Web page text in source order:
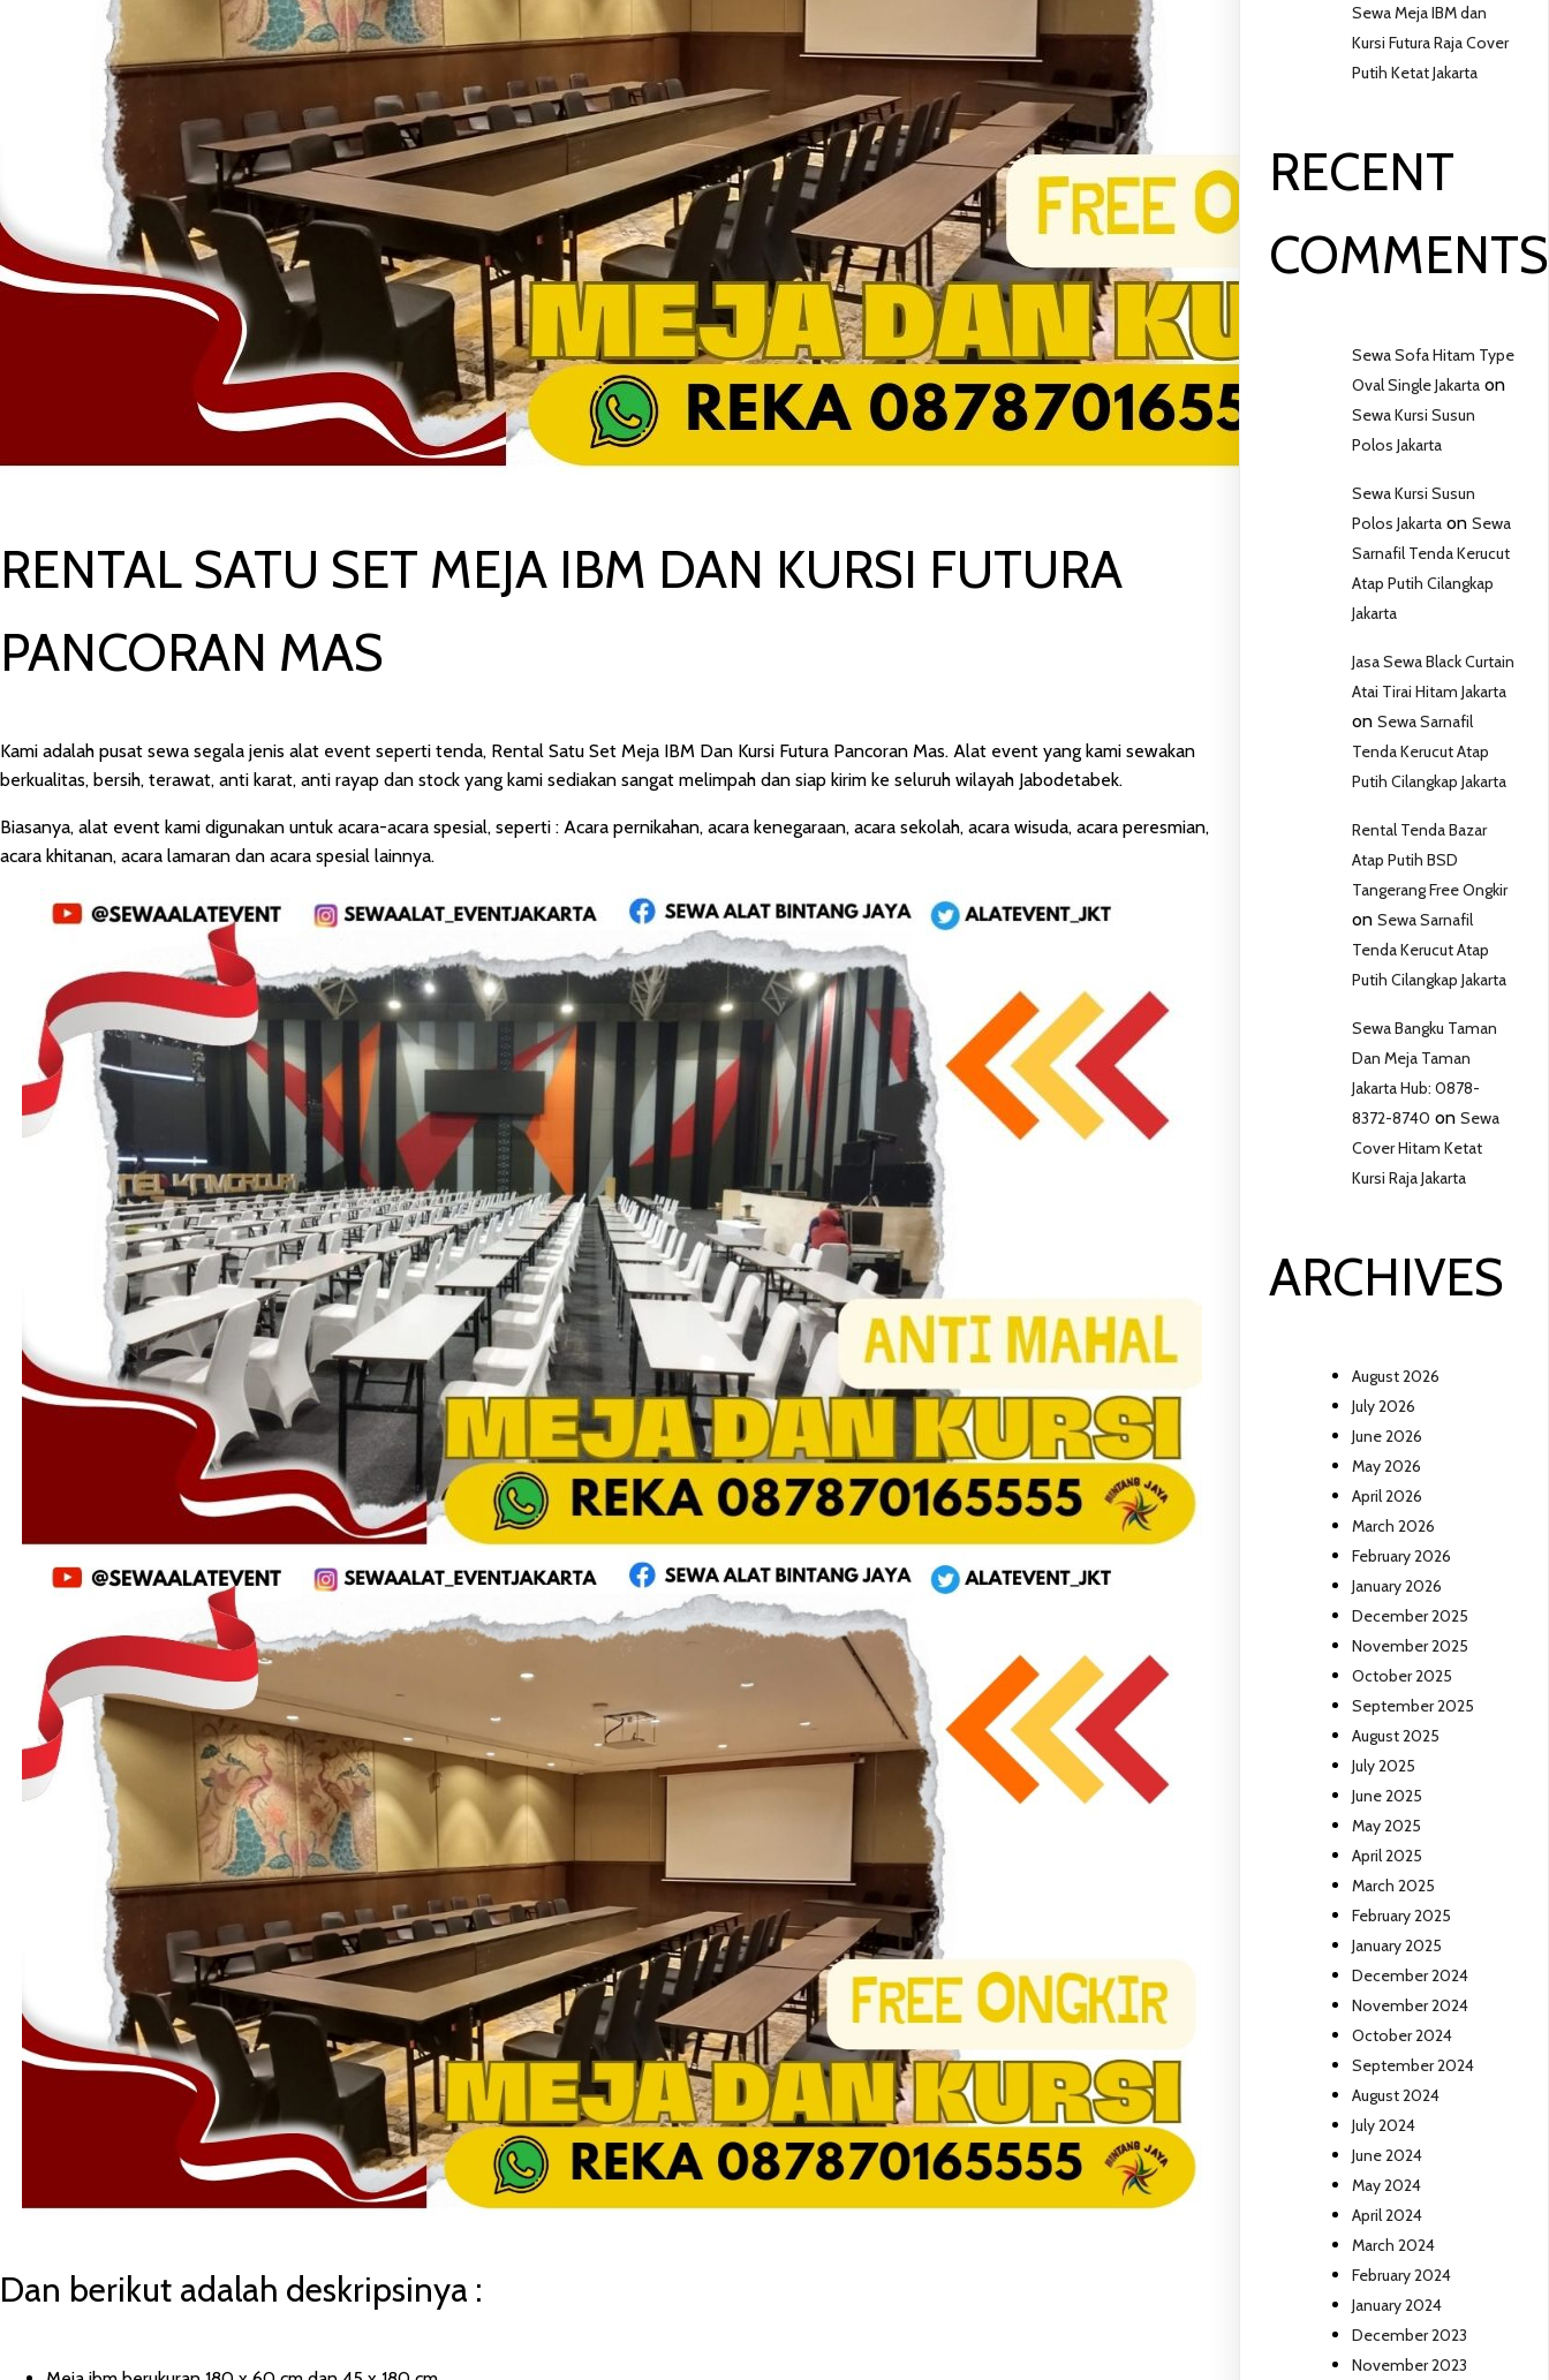
RENTAL SATU SET MEJA IBM DAN KURSI FUTURA
PANCORAN MAS
Kami adalah pusat sewa segala jenis alat event seperti tenda, Rental Satu Set Meja IBM Dan Kursi Futura Pancoran Mas. Alat event yang kami sewakan
berkualitas, bersih, terawat, anti karat, anti rayap dan stock yang kami sediakan sangat melimpah dan siap kirim ke seluruh wilayah Jabodetabek.
Biasanya, alat event kami digunakan untuk acara-acara spesial, seperti : Acara pernikahan, acara kenegaraan, acara sekolah, acara wisuda, acara peresmian,
acara khitanan, acara lamaran dan acara spesial lainnya.
Dan berikut adalah deskripsinya :
Sewa Meja IBM dan
Kursi Futura Raja Cover
Putih Ketat Jakarta
RECENT
COMMENTS
Sewa Sofa Hitam Type
Oval Single Jakarta on
Sewa Kursi Susun
Polos Jakarta
Sewa Kursi Susun
Polos Jakarta onSewa
Sarnafil Tenda Kerucut
Atap Putih Cilangkap
Jakarta
Jasa Sewa Black Curtain
Atai Tirai Hitam Jakarta
onSewa Sarnafil
Tenda Kerucut Atap
Putih Cilangkap Jakarta
Rental Tenda Bazar
Atap Putih BSD
Tangerang Free Ongkir
onSewa Sarnafil
Tenda Kerucut Atap
Putih Cilangkap Jakarta
Sewa Bangku Taman
Dan Meja Taman
Jakarta Hub: 0878-
8372-8740 onSewa
Cover Hitam Ketat
Kursi Raja Jakarta
ARCHIVES
August 2026
July 2026
June 2026
May 2026
April 2026
March 2026
February 2026
January 2026
December 2025
November 2025
October 2025
September 2025
August 2025
July 2025
June 2025
May 2025
April 2025
March 2025
February 2025
January 2025
December 2024
November 2024
October 2024
September 2024
August 2024
July 2024
June 2024
May 2024
April 2024
March 2024
February 2024
January 2024
December 2023
November 2023